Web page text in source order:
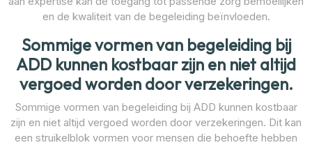
en de kwaliteit van de begeleiding beïnvloeden.
Sommige vormen van begeleiding bij
ADD kunnen kostbaar zijn en niet altijd
vergoed worden door verzekeringen.
Sommige vormen van begeleiding bij ADD kunnen kostbaar
zijn en niet altijd vergoed worden door verzekeringen. Dit kan
een struikelblok vormen voor mensen die behoefte hebben